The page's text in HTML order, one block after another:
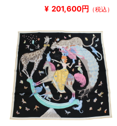
¥ 201,600円 （税込）